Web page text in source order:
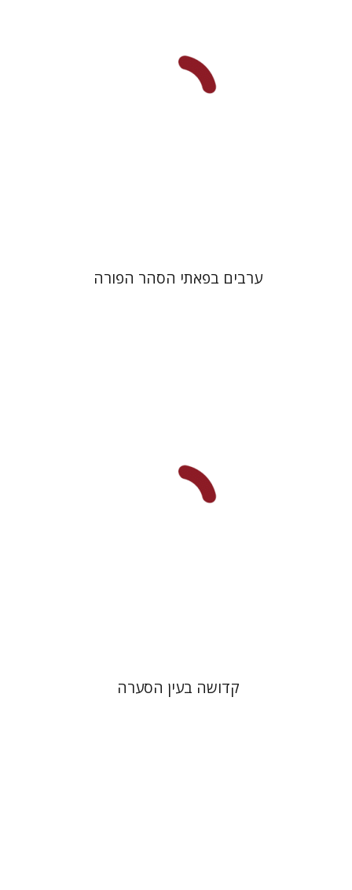
ערבים בפאתי הסהר הפורה
קדושה בעין הסערה